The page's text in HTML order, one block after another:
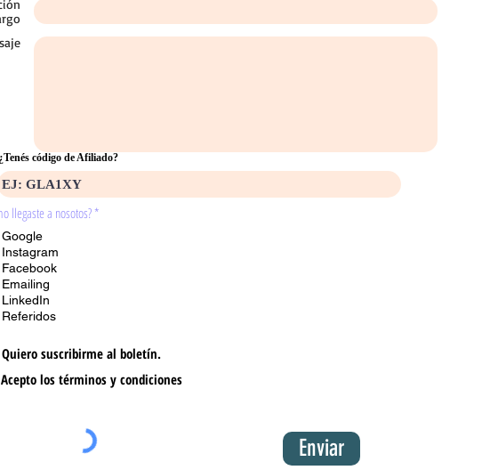
código de Afiliado?
llegaste a nosotos?*
Google
Instagram
Facebook
Emailing
LinkedIn
Referidos
Quiero suscribirme al boletín.
Acepto los términos y condiciones
Enviar